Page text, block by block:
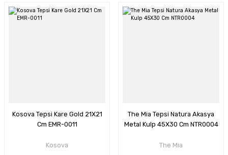
Kosova Tepsi Kare Gold 21X21
Cm EMR-0011
Kosova
The Mia Tepsi Natura Akasya
Metal Kulp 45X30 Cm NTR0004
The Mia